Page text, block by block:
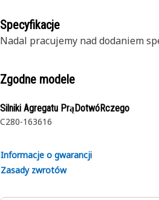
Specyfikacje
Nadal pracujemy nad dodaniem
Zgodne modele
Silniki Agregatu PrąDotwóRczego
C280-163616
Informacje o gwarancji
Zasady zwrotów